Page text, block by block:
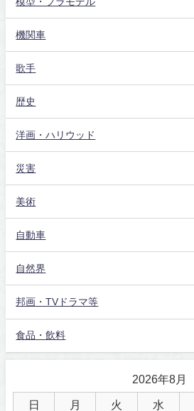
機関車
歌手
歴史
洋画・ハリウッド
災害
美術
自動車
自然界
邦画・TVドラマ等
食品・飲料
2026年8月
日 月 火 水